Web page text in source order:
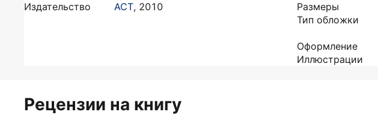
Издательство
АСТ, 2010
Размеры
Тип обложки
Оформление
Иллюстрации
Рецензии на книгу